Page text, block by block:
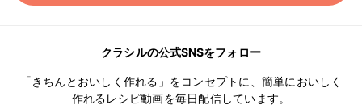
クラシルの公式SNSをフォロー
「きちんとおいしく作れる」をコンセプトに、簡単においしく
作れるレシピ動画を毎日配信しています。